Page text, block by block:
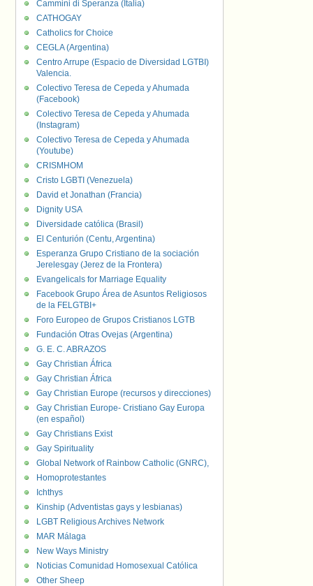
Cammini di Speranza (Italia)
CATHOGAY
Catholics for Choice
CEGLA (Argentina)
Centro Arrupe (Espacio de Diversidad LGTBI)
Valencia.
Colectivo Teresa de Cepeda y Ahumada
(Facebook)
Colectivo Teresa de Cepeda y Ahumada
(Instagram)
Colectivo Teresa de Cepeda y Ahumada
(Youtube)
CRISMHOM
Cristo LGBTI (Venezuela)
David et Jonathan (Francia)
Dignity USA
Diversidade católica (Brasil)
El Centurión (Centu, Argentina)
Esperanza Grupo Cristiano de la sociación
Jerelesgay (Jerez de la Frontera)
Evangelicals for Marriage Equality
Facebook Grupo Área de Asuntos Religiosos
de la FELGTBI+
Foro Europeo de Grupos Cristianos LGTB
Fundación Otras Ovejas (Argentina)
G. E. C. ABRAZOS
Gay Christian África
Gay Christian África
Gay Christian Europe (recursos y direcciones)
Gay Christian Europe- Cristiano Gay Europa
(en español)
Gay Christians Exist
Gay Spirituality
Global Network of Rainbow Catholic (GNRC),
Homoprotestantes
Ichthys
Kinship (Adventistas gays y lesbianas)
LGBT Religious Archives Network
MAR Málaga
New Ways Ministry
Noticias Comunidad Homosexual Católica
Other Sheep